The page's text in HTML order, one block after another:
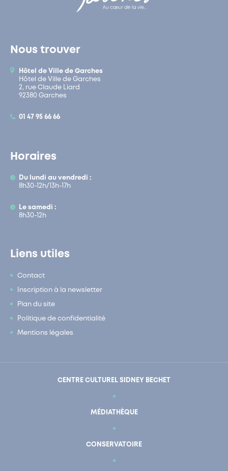
Nous trouver
Hôtel de Ville de Garches
Hôtel de Ville de Garches
2, rue Claude Liard
92380 Garches
01 47 95 66 66
Horaires
Du lundi au vendredi :
8h30-12h/13h-17h
Le samedi :
8h30-12h
Liens utiles
Contact
Inscription à la newsletter
Plan du site
Politique de confidentialité
Mentions légales
CENTRE CULTUREL SIDNEY BECHET
MÉDIATHÈQUE
CONSERVATOIRE